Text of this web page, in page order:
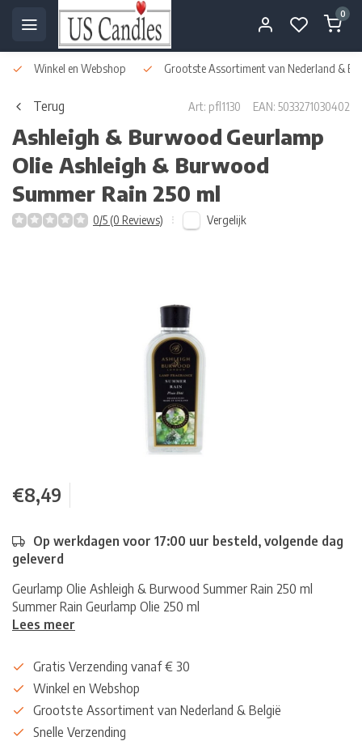
0
Winkel en Webshop Grootste Assortiment van Nederland &
Terug Art: pfl1130 EAN: 5033271030402
Ashleigh & Burwood Geurlamp
Olie Ashleigh & Burwood
Summer Rain 250 ml
0/5 (0 Reviews) Vergelijk
€8,49
Op werkdagen voor 17:00 uur besteld, volgende dag
geleverd
Geurlamp Olie Ashleigh & Burwood Summer Rain 250 ml
Summer Rain Geurlamp Olie 250 ml
Lees meer
Gratis Verzending vanaf € 30
Winkel en Webshop
Grootste Assortiment van Nederland & België
Snelle Verzending